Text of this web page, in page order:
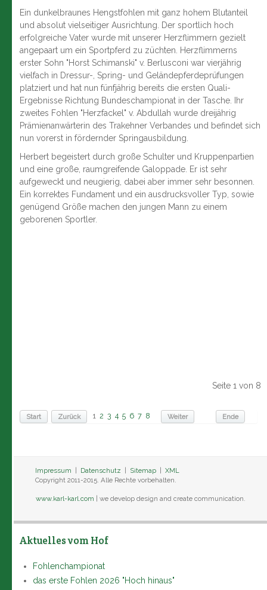
Ein dunkelbraunes Hengstfohlen mit ganz hohem Blutanteil
und absolut vielseitiger Ausrichtung. Der sportlich hoch
erfolgreiche Vater wurde mit unserer Herzflimmern gezielt
angepaart um ein Sportpferd zu züchten. Herzflimmerns
erster Sohn "Horst Schimanski" v. Berlusconi war vierjährig
vielfach in Dressur-, Spring- und Geländepferdeprüfungen
platziert und hat nun fünfjährig bereits die ersten Quali-
Ergebnisse Richtung Bundeschampionat in der Tasche. Ihr
zweites Fohlen "Herzfackel" v. Abdullah wurde dreijährig
Prämienanwärterin des Trakehner Verbandes und befindet sich
nun vorerst in fördernder Springausbildung.
Herbert begeistert durch große Schulter und Kruppenpartien
und eine große, raumgreifende Galoppade. Er ist sehr
aufgeweckt und neugierig, dabei aber immer sehr besonnen.
Ein korrektes Fundament und ein ausdrucksvoller Typ, sowie
genügend Größe machen den jungen Mann zu einem
geborenen Sportler.
Seite 1 von 8
Start Zurück 1 2 3 4 5 6 7 8 Weiter Ende
Impressum Datenschutz Sitemap |XML
Copyright 2011-2015. Alle Rechte vorbehalten.
www.karl-karl.com | we develop design and create communication.
Aktuelles vom Hof
Fohlenchampionat
das erste Fohlen 2026 "Hoch hinaus"